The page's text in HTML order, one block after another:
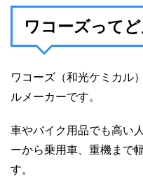
ワコーズって
ワコーズ（和光ケミカル
ルメーカーです。
車やバイク用品でも高い
ーから乗用車、重機まで
す。